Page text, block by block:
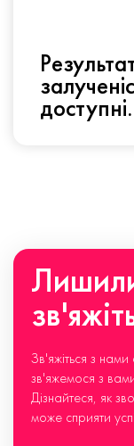
Зв'яжіться з
зв'яжемося з
Дізнайтеся, як
може сприяти